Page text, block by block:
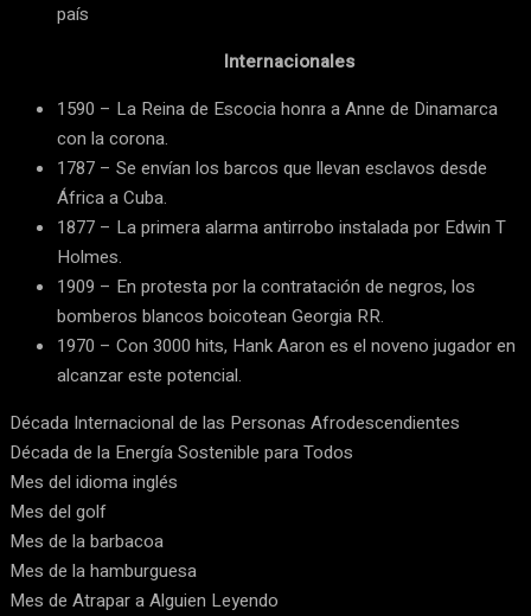
país
Internacionales
1590 – La Reina de Escocia honra a Anne de Dinamarca
con la corona.
1787 – Se envían los barcos que llevan esclavos desde
África a Cuba.
1877 – La primera alarma antirrobo instalada por Edwin T
Holmes.
1909 – En protesta por la contratación de negros, los
bomberos blancos boicotean Georgia RR.
1970 – Con 3000 hits, Hank Aaron es el noveno jugador en
alcanzar este potencial.
Década Internacional de las Personas Afrodescendientes
Década de la Energía Sostenible para Todos
Mes del idioma inglés
Mes del golf
Mes de la barbacoa
Mes de la hamburguesa
Mes de Atrapar a Alguien Leyendo